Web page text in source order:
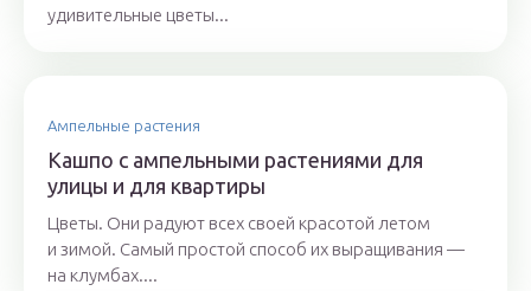
удивительные цветы...
Ампельные растения
Кашпо с ампельными растениями для
улицы и для квартиры
Цветы. Они радуют всех своей красотой летом
и зимой. Самый простой способ их выращивания —
на клумбах....